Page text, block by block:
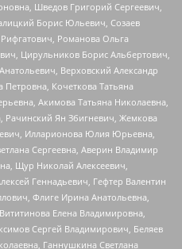
Шведов Григорий Сергеевич,
Борис Юльевич, Созаев
Романова Ольга
Цирульников Борис Альбертович,
Верховский Александр
Кочеткова Татьяна
Акимова Татьяна Николаевна,
Рачинский Ян Збигневич, Жемкова
Илларионова Юлия Юрьевна,
Сергеевна, Аверин Владимир
Щур Николай Алексеевич,
Геннадьевич, Гефтер Валентин
Флиге Ирина Анатольевна,
Елена Владимировна,
Сергей Владимирович, Беляев
Ганнушкина Светлана